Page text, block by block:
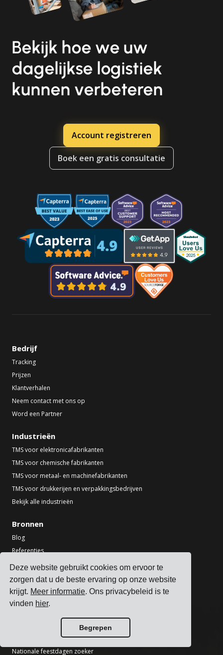
Deze website gebruikt cookies om ervoor te
zorgen dat u de beste ervaring op onze website
krijgt. Meer informatie. Ons privacybeleid is te
vinden hier.
Begrepen
Bekijk hoe we uw
dagelijkse logistiek
kunnen verbeteren
Account registreren
Boek een gratis consultatie
Bedrijf
Tracking
Prijzen
Klantverhalen
Neem contact met ons op
Word een Partner
Industrieën
TMS voor elektronicafabrikanten
TMS voor chemische fabrikanten
TMS voor metaal- en machinefabrikanten
TMS voor drukkerijen en verpakkingsbedrijven
Bekijk alle industrieën
Bronnen
Blog
Referenties
Vervoerdersintegraties
ERP-integraties
Partners
Informatie voor vervoerders
Transport CO2-calculator
Nationale feestdagen zoeker